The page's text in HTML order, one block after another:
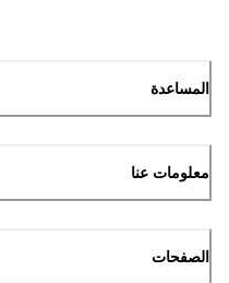
المساعدة
معلومات عنا
الصفحات